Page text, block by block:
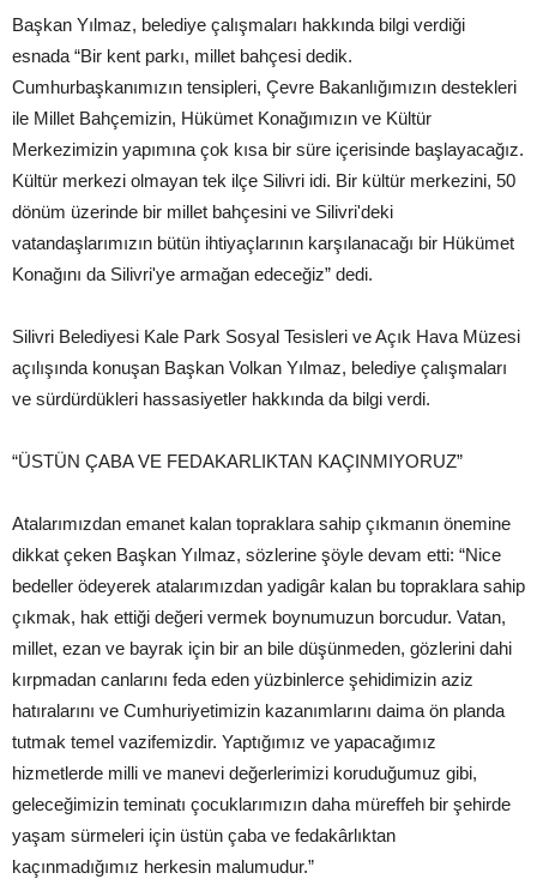
Başkan Yılmaz, belediye çalışmaları hakkında bilgi verdiği
esnada “Bir kent parkı, millet bahçesi dedik.
Cumhurbaşkanımızın tensipleri, Çevre Bakanlığımızın destekleri
ile Millet Bahçemizin, Hükümet Konağımızın ve Kültür
Merkezimizin yapımına çok kısa bir süre içerisinde başlayacağız.
Kültür merkezi olmayan tek ilçe Silivri idi. Bir kültür merkezini, 50
dönüm üzerinde bir millet bahçesini ve Silivri'deki
vatandaşlarımızın bütün ihtiyaçlarının karşılanacağı bir Hükümet
Konağını da Silivri'ye armağan edeceğiz” dedi.
Silivri Belediyesi Kale Park Sosyal Tesisleri ve Açık Hava Müzesi
açılışında konuşan Başkan Volkan Yılmaz, belediye çalışmaları
ve sürdürdükleri hassasiyetler hakkında da bilgi verdi.
“ÜSTÜN ÇABA VE FEDAKARLIKTAN KAÇINMIYORUZ”
Atalarımızdan emanet kalan topraklara sahip çıkmanın önemine
dikkat çeken Başkan Yılmaz, sözlerine şöyle devam etti: “Nice
bedeller ödeyerek atalarımızdan yadigâr kalan bu topraklara sahip
çıkmak, hak ettiği değeri vermek boynumuzun borcudur. Vatan,
millet, ezan ve bayrak için bir an bile düşünmeden, gözlerini dahi
kırpmadan canlarını feda eden yüzbinlerce şehidimizin aziz
hatıralarını ve Cumhuriyetimizin kazanımlarını daima ön planda
tutmak temel vazifemizdir. Yaptığımız ve yapacağımız
hizmetlerde milli ve manevi değerlerimizi koruduğumuz gibi,
geleceğimizin teminatı çocuklarımızın daha müreffeh bir şehirde
yaşam sürmeleri için üstün çaba ve fedakârlıktan
kaçınmadığımız herkesin malumudur.”